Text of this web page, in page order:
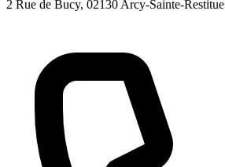
2 Rue de Bucy, 02130 Arcy-Sainte-Restitue